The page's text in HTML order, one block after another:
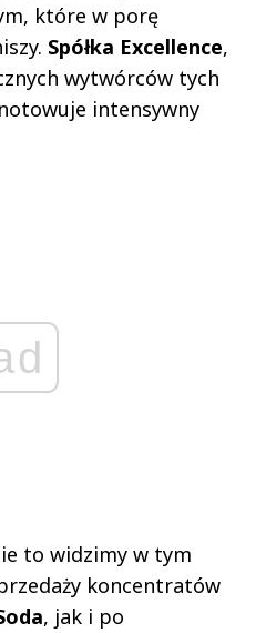
które w porę
Spółka Excellence,
wytwórców tych
intensywny
to widzimy w tym
koncentratów
, jak i po